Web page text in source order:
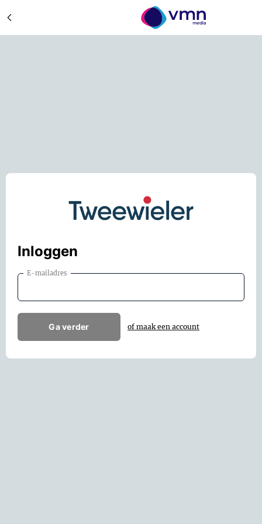
Inloggen
E-mailadres
Ga verder of maak een account